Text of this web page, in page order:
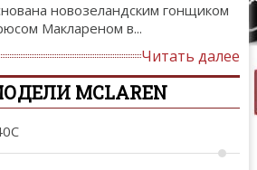
новозеландским гонщиком
Маклареном в...
Читать далее
MCLAREN